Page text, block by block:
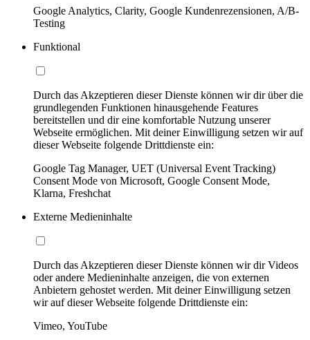
Google Analytics, Clarity, Google Kundenrezensionen, A/B-
Testing
Funktional
Durch das Akzeptieren dieser Dienste können wir dir über die
grundlegenden Funktionen hinausgehende Features
bereitstellen und dir eine komfortable Nutzung unserer
Webseite ermöglichen. Mit deiner Einwilligung setzen wir auf
dieser Webseite folgende Drittdienste ein:
Google Tag Manager, UET (Universal Event Tracking)
Consent Mode von Microsoft, Google Consent Mode,
Klarna, Freshchat
Externe Medieninhalte
Durch das Akzeptieren dieser Dienste können wir dir Videos
oder andere Medieninhalte anzeigen, die von externen
Anbietern gehostet werden. Mit deiner Einwilligung setzen
wir auf dieser Webseite folgende Drittdienste ein:
Vimeo, YouTube